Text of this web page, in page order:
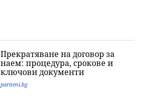
Прекратяване на договор за
наем: процедура, срокове и
ключови документи
pariteni.bg